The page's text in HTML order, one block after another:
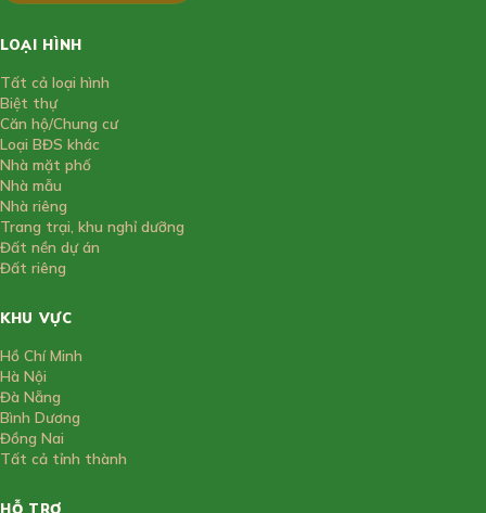
LOẠI HÌNH
Tất cả loại hình
Biệt thự
Căn hộ/Chung cư
Loại BĐS khác
Nhà mặt phố
Nhà mẫu
Nhà riêng
Trang trại, khu nghỉ dưỡng
Đất nền dự án
Đất riêng
KHU VỰC
Hồ Chí Minh
Hà Nội
Đà Nẵng
Bình Dương
Đồng Nai
Tất cả tỉnh thành
HỖ TRỢ